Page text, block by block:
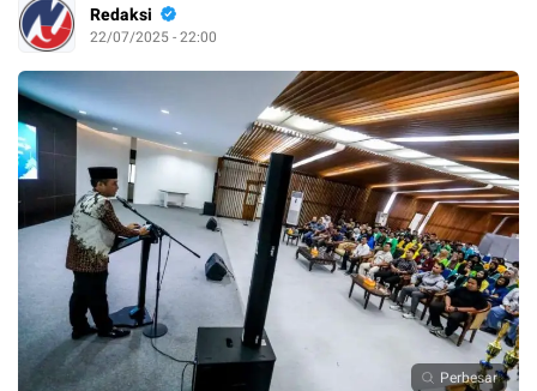
Redaksi
22/07/2025 - 22:00
Perbesar